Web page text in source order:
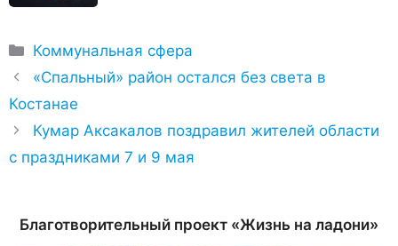
Рубрики
Коммунальная сфера
«Спальный» район остался без света в
Костанае
Кумар Аксакалов поздравил жителей области
с праздниками 7 и 9 мая
Благотворительный проект «Жизнь на ладони»